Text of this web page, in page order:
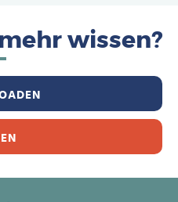
wissen?